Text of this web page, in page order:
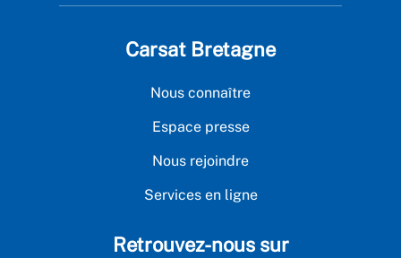
Carsat Bretagne
Nous connaître
Espace presse
Nous rejoindre
Services en ligne
Retrouvez-nous sur